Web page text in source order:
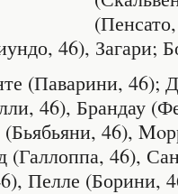
46), Загари;
(Паварини, 46);
46), Брандау
46),
46),
Пелле (Борини,